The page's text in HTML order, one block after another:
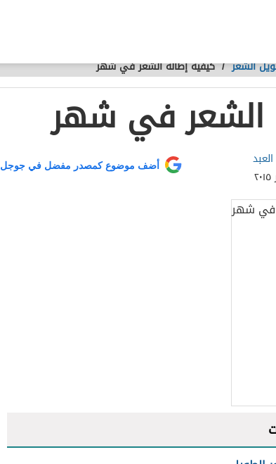
الشعر /كيفية إطالة الشعر في شهر
الشعر في شهر
أضف موضوع كمصدر مفضل في جوجل